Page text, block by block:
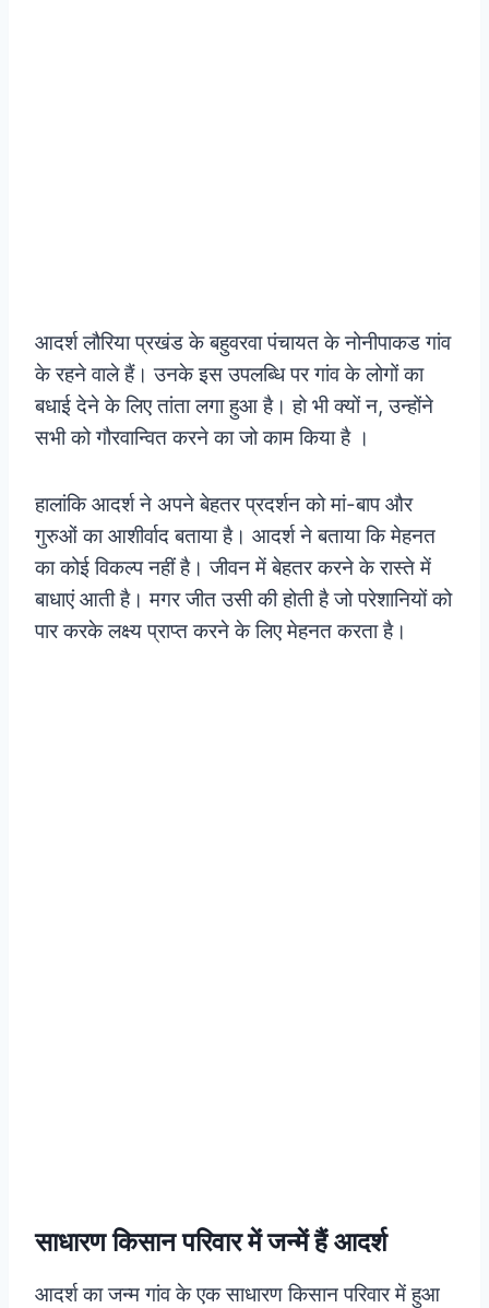
आदर्श लौरिया प्रखंड के बहुवरवा पंचायत के नोनीपाकड गांव
के रहने वाले हैं। उनके इस उपलब्धि पर गांव के लोगों का
बधाई देने के लिए तांता लगा हुआ है। हो भी क्यों न, उन्होंने
सभी को गौरवान्वित करने का जो काम किया है ।
हालांकि आदर्श ने अपने बेहतर प्रदर्शन को मां-बाप और
गुरुओं का आशीर्वाद बताया है। आदर्श ने बताया कि मेहनत
का कोई विकल्प नहीं है। जीवन में बेहतर करने के रास्ते में
बाधाएं आती है। मगर जीत उसी की होती है जो परेशानियों को
पार करके लक्ष्य प्राप्त करने के लिए मेहनत करता है।
साधारण किसान परिवार में जन्में हैं आदर्श
आदर्श का जन्म गांव के एक साधारण किसान परिवार में हुआ